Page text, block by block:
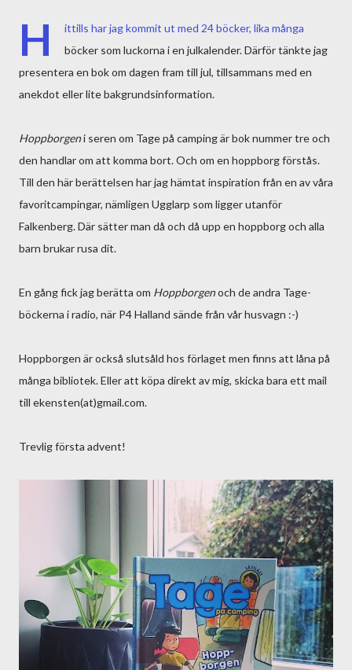
H
ittills har jag kommit ut med 24 böcker, lika många
böcker som luckorna i en julkalender. Därför tänkte jag
presentera en bok om dagen fram till jul, tillsammans med en
anekdot eller lite bakgrundsinformation.
Hoppborgeni seren om Tage på camping är bok nummer tre och
den handlar om att komma bort. Och om en hoppborg förstås.
Till den här berättelsen har jag hämtat inspiration från en av våra
favoritcampingar, nämligen Ugglarp som ligger utanför
Falkenberg. Där sätter man då och då upp en hoppborg och alla
barn brukar rusa dit.
En gång fick jag berätta om Hoppborgenoch de andra Tage-
böckerna i radio, när P4 Halland sände från vår husvagn :-)
Hoppborgen är också slutsåld hos förlaget men finns att låna på
många bibliotek. Eller att köpa direkt av mig, skicka bara ett mail
till ekensten(at)gmail.com.
Trevlig första advent!